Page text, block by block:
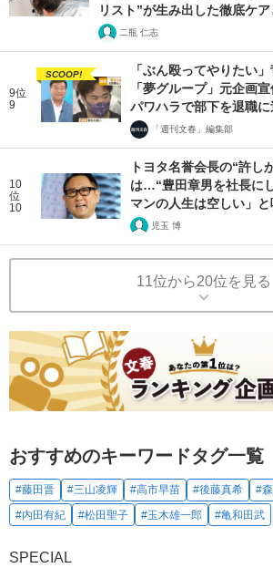
リスト”が生み出した徹底ケ
二瓶 仁志
9位
9
SCOOP!
「ぶん殴ってやりたい
「夢グループ」元企画
パワハラで部下を退職
「週刊文春」編集部
10
位
10
トヨタ名誉会長の“許し
は…“豊田章男を社長に
マンの人生は空しい」
児玉 博
11位から20位を見る
おすすめのキーワードタグ一覧
#藤田晋 #三山凌輝 #高市早苗 #後藤真希 #
#内田有紀
#松田聖子 #玉木雄一郎 #亀和田武
SPECIAL